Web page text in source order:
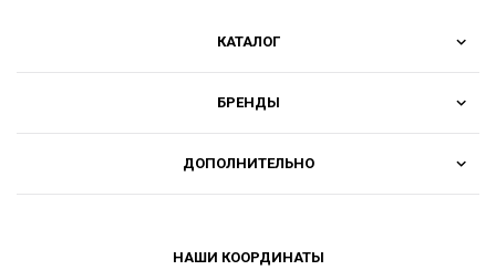
КАТАЛОГ
БРЕНДЫ
ДОПОЛНИТЕЛЬНО
НАШИ КООРДИНАТЫ